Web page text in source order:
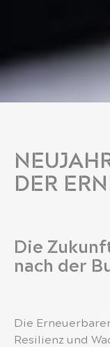
DER
Die
nach der
Die
Resilienz und